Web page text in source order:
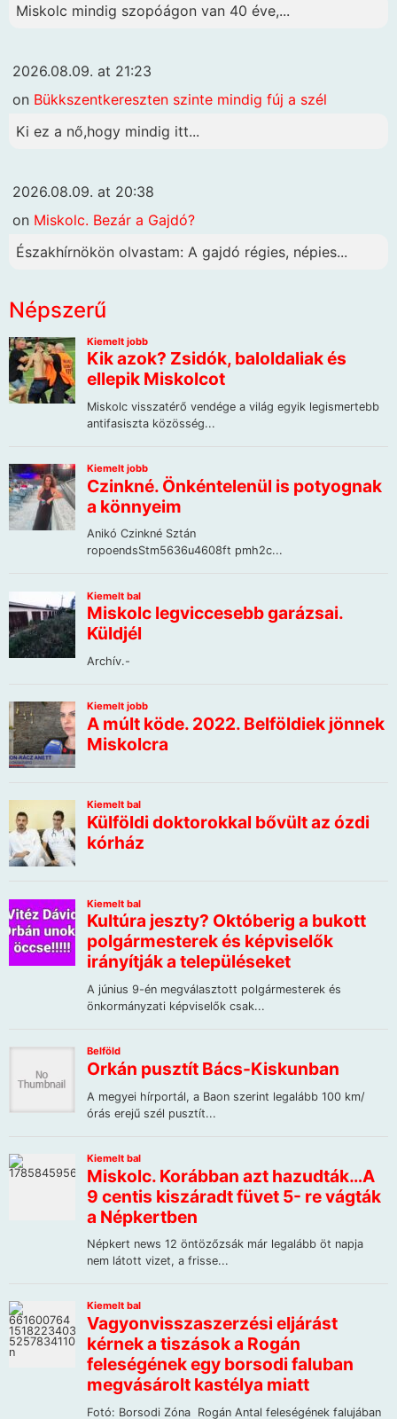
Miskolc mindig szopóágon van 40 éve,...
2026.08.09. at 21:23
on Bükkszentkereszten szinte mindig fúj a szél
Ki ez a nő,hogy mindig itt...
2026.08.09. at 20:38
on Miskolc. Bezár a Gajdó?
Északhírnökön olvastam: A gajdó régies, népies...
Népszerű